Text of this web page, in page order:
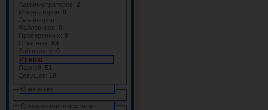
Администраторов: 2
Модераторов: 0
Дизайнеров:
Файловиков: 0
Проверенных: 0
Обычных: 59
Забаненых: 0
Из них:
Парней: 51
Девушек:
10
Счетчики:
Сегодня нас посетили: